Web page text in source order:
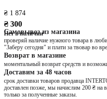
₴ 1 874
₴ 300
Нет в наличии
Самовывоз из магазина
проверяй наличие нужного товара в
"Заберу сегодня" и плати за твовар во
Возврат в магазине
моментальный возврат средств и
Доставим за 48 часов
срок доставки товаров продавца
доставлен позже, мы начислим 200 ₴ на
только за полученные заказы.